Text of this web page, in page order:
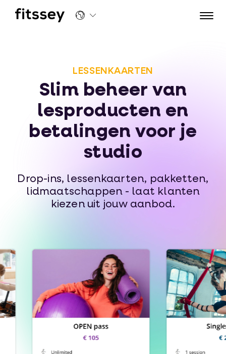
LESSENKAARTEN
Slim beheer van
lesproducten en
betalingen voor je
studio
Drop-ins, lessenkaarten, pakketten,
lidmaatschappen - laat klanten
kiezen uit jouw aanbod.